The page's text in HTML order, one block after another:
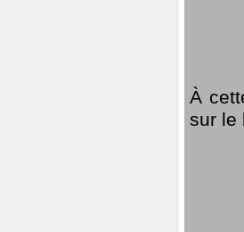
À
sur le